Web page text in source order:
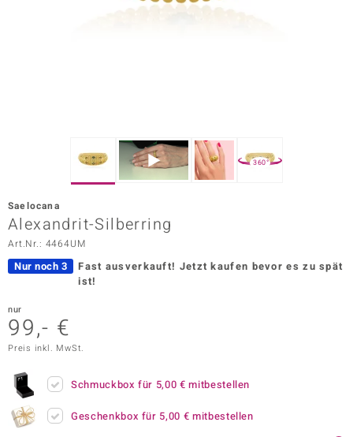
Vogue
360°
Saelocana
Alexandrit-Silberring
Art.Nr.: 4464UM
Nur noch 3 Fast ausverkauft! Jetzt kaufen bevor es zu spät
ist!
nur
99,- €
Preis inkl. MwSt.
Schmuckbox für 5,00 € mitbestellen
Geschenkbox für 5,00 € mitbestellen